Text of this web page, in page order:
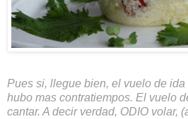
Pues si, llegue bien, el vuelo de
hubo mas contratiempos. El vuelo
cantar. A decir verdad, ODIO volar,